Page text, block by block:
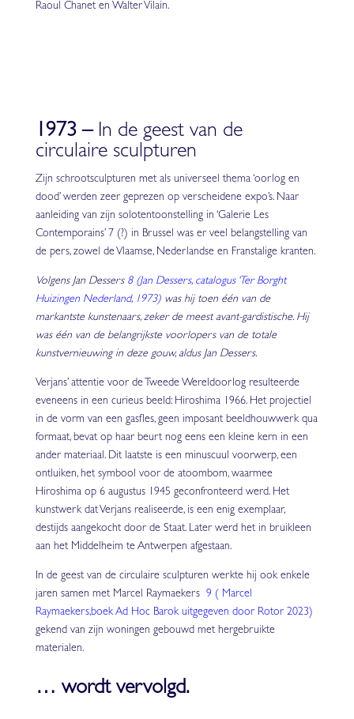
Raoul Chanet en Walter Vilain.
1973 – In de geest van de
circulaire sculpturen
Zijn schrootsculpturen met als universeel thema ‘oorlog en
dood’ werden zeer geprezen op verscheidene expo’s. Naar
aanleiding van zijn solotentoonstelling in ‘Galerie Les
Contemporains’ 7 (?) in Brussel was er veel belangstelling van
de pers, zowel de Vlaamse, Nederlandse en Franstalige kranten.
Volgens Jan Dessers 8 (Jan Dessers, catalogus ‘Ter Borght
Huizingen Nederland, 1973)was hij toen één van de
markantste kunstenaars, zeker de meest avant-gardistische. Hij
was één van de belangrijkste voorlopers van de totale
kunstvernieuwing in deze gouw, aldus Jan Dessers.
Verjans’ attentie voor de Tweede Wereldoorlog resulteerde
eveneens in een curieus beeld: Hiroshima 1966. Het projectiel
in de vorm van een gasfles, geen imposant beeldhouwwerk qua
formaat, bevat op haar beurt nog eens een kleine kern in een
ander materiaal. Dit laatste is een minuscuul voorwerp, een
ontluiken, het symbool voor de atoombom, waarmee
Hiroshima op 6 augustus 1945 geconfronteerd werd. Het
kunstwerk dat Verjans realiseerde, is een enig exemplaar,
destijds aangekocht door de Staat. Later werd het in bruikleen
aan het Middelheim te Antwerpen afgestaan.
In de geest van de circulaire sculpturen werkte hij ook enkele
jaren samen met Marcel Raymaekers 9 ( Marcel
Raymaekers,boek Ad Hoc Barok uitgegeven door Rotor 2023)
gekend van zijn woningen gebouwd met hergebruikte
materialen.
… wordt vervolgd.